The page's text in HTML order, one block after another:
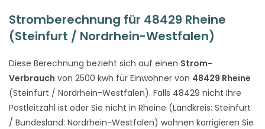
Stromberechnung für 48429 Rheine
(Steinfurt / Nordrhein-Westfalen)
Diese Berechnung bezieht sich auf einen Strom-
Verbrauch von 2500 kwh für Einwohner von 48429 Rheine
(Steinfurt / Nordrhein-Westfalen). Falls 48429 nicht Ihre
Postleitzahl ist oder Sie nicht in Rheine (Landkreis: Steinfurt
/ Bundesland: Nordrhein-Westfalen) wohnen korrigieren Sie